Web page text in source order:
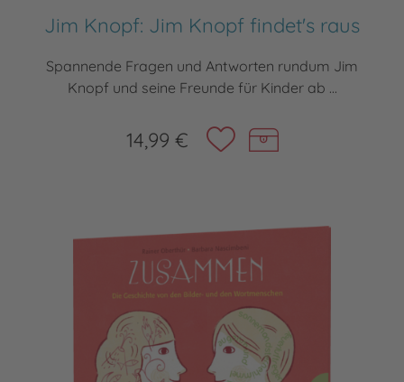
Jim Knopf: Jim Knopf findet's raus
Spannende Fragen und Antworten rundum Jim
Knopf und seine Freunde für Kinder ab ...
14,99 €